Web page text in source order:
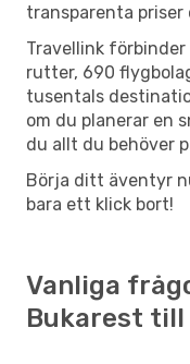
transparenta priser
Travellink förbinder
rutter, 690
tusentals
om du planerar en
du allt du behöver
Börja ditt äventyr
bara ett klick bort!
Vanliga
Bukarest till